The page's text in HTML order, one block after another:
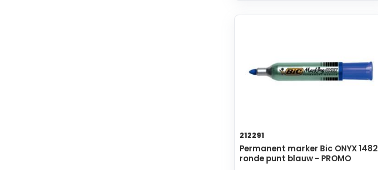
212291
Permanent marker Bic ONYX 1482
ronde punt blauw - PROMO